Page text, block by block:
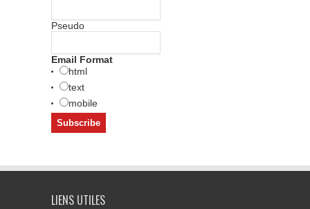
Pseudo
Email Format
html
text
mobile
LIENS UTILES